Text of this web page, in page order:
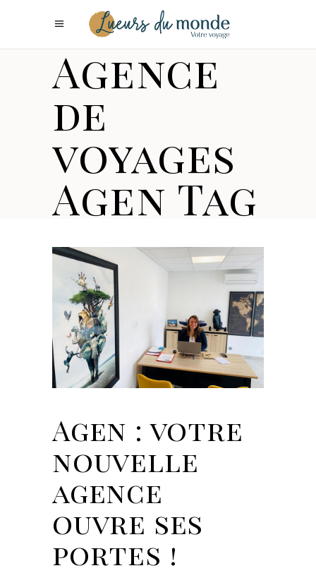
Agence
de
voyages
Agen Tag
Agen : votre
nouvelle
agence
ouvre ses
portes !